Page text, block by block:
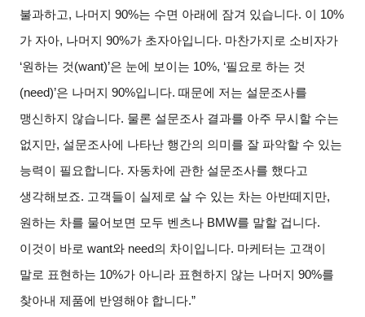
불과하고, 나머지 90%는 수면 아래에 잠겨 있습니다. 이 10%
가 자아, 나머지 90%가 초자아입니다. 마찬가지로 소비자가
‘원하는 것(want)’은 눈에 보이는 10%, ‘필요로 하는 것
(need)’은 나머지 90%입니다. 때문에 저는 설문조사를
맹신하지 않습니다. 물론 설문조사 결과를 아주 무시할 수는
없지만, 설문조사에 나타난 행간의 의미를 잘 파악할 수 있는
능력이 필요합니다. 자동차에 관한 설문조사를 했다고
생각해보죠. 고객들이 실제로 살 수 있는 차는 아반떼지만,
원하는 차를 물어보면 모두 벤츠나 BMW를 말할 겁니다.
이것이 바로 want와 need의 차이입니다. 마케터는 고객이
말로 표현하는 10%가 아니라 표현하지 않는 나머지 90%를
찾아내 제품에 반영해야 합니다.”